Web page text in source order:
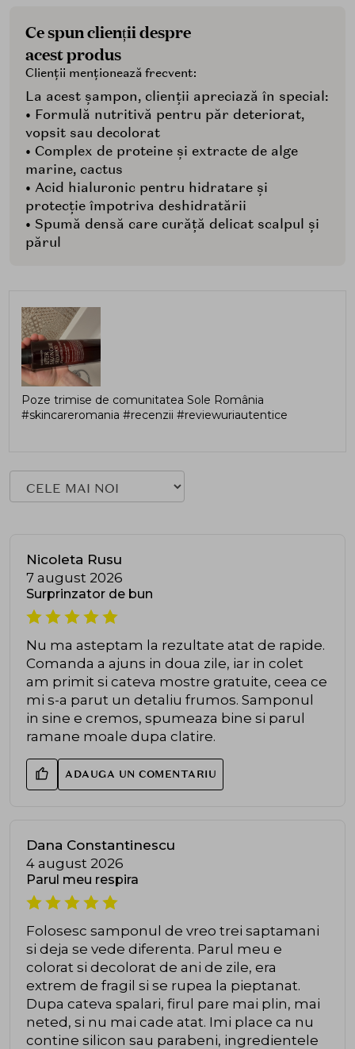
Ce spun clienții despre
acest produs
Clienții menționează frecvent:
La acest șampon, clienții apreciază în special:
• Formulă nutritivă pentru păr deteriorat,
vopsit sau decolorat
• Complex de proteine și extracte de alge
marine, cactus
• Acid hialuronic pentru hidratare și
protecție împotriva deshidratării
• Spumă densă care curăță delicat scalpul și
părul
Poze trimise de comunitatea Sole România
#skincareromania #recenzii #reviewuriautentice
Nicoleta Rusu
7 august 2026
Surprinzator de bun
Nu ma asteptam la rezultate atat de rapide.
Comanda a ajuns in doua zile, iar in colet
am primit si cateva mostre gratuite, ceea ce
mi s-a parut un detaliu frumos. Samponul
in sine e cremos, spumeaza bine si parul
ramane moale dupa clatire.
ADAUGA UN COMENTARIU
Dana Constantinescu
4 august 2026
Parul meu respira
Folosesc samponul de vreo trei saptamani
si deja se vede diferenta. Parul meu e
colorat si decolorat de ani de zile, era
extrem de fragil si se rupea la pieptanat.
Dupa cateva spalari, firul pare mai plin, mai
neted, si nu mai cade atat. Imi place ca nu
contine silicon sau parabeni, ingredientele